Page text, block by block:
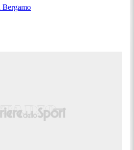
Bergamo